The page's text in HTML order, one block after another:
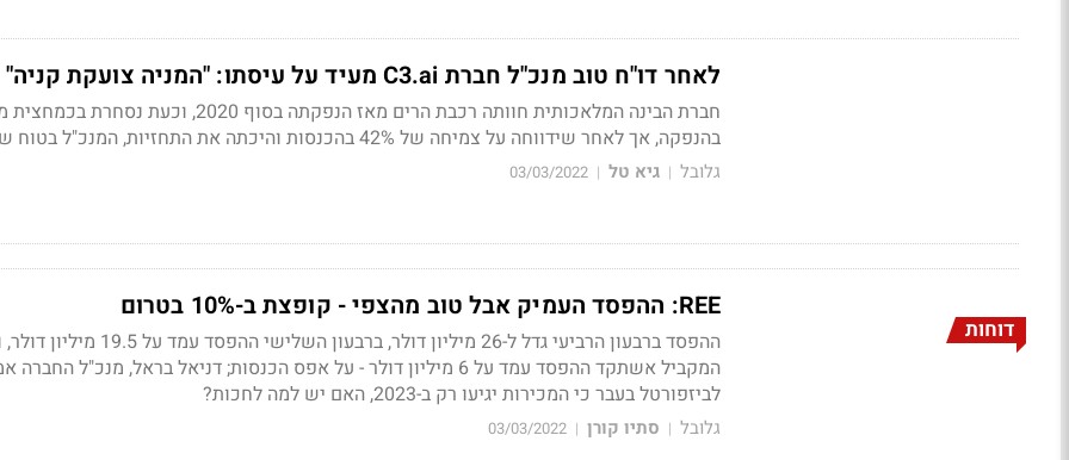
לאחר דו"ח טוב מנכ"ל חברת C3.ai מעיד על עיסתו: "המניה צועקת קניה"
חברת הבינה המלאכותית חוותה רכבת הרים מאז הנפקתה בסוף 2020, וכעת
בהנפקה, אך לאחר שידווחה על צמיחה של 42% בהכנסות והיכתה את התחזיות, המנכ"ל בטוח שהיא זולה
גלובל | גיא טל |
03/03/2022
דוחות
REE: ההפסד העמיק אבל טוב מהצפי - קופצת ב-10% בטרום
ההפסד ברבעון הרביעי גדל ל-26 מיליון דולר, ברבעון
המקביל אשתקד ההפסד עמד על 6 מיליון דולר - על אפס הכנסות; דניאל בראל, מנכ"ל החברה
לביזפורטל בעבר כי המכירות יגיעו רק ב-2023, האם יש למה לחכות?
גלובל | סתיו קורן |
03/03/2022